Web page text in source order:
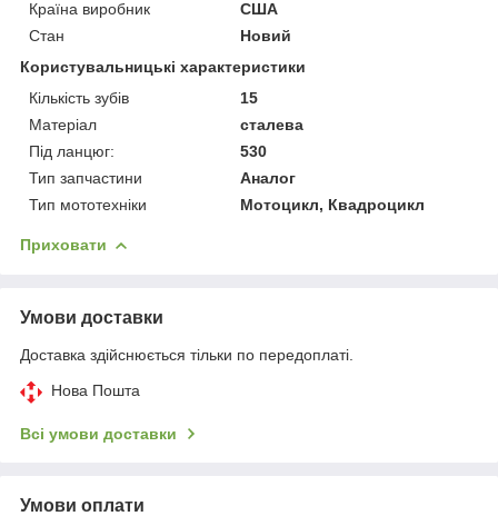
Країна виробник
США
Стан
Новий
Користувальницькі характеристики
Кількість зубів
15
Матеріал
сталева
Під ланцюг:
530
Тип запчастини
Аналог
Тип мототехніки
Мотоцикл, Квадроцикл
Приховати
Умови доставки
Доставка здійснюється тільки по передоплаті.
Нова Пошта
Всі умови доставки
Умови оплати